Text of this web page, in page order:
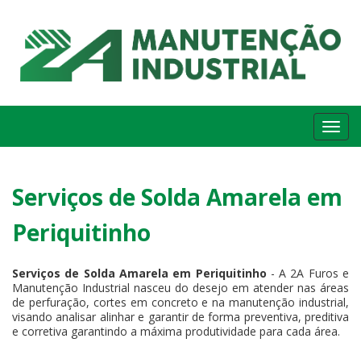
Serviços de Solda Amarela em
Periquitinho
Serviços de Solda Amarela em Periquitinho - A 2A Furos e
Manutenção Industrial nasceu do desejo em atender nas áreas
de perfuração, cortes em concreto e na manutenção industrial,
visando analisar alinhar e garantir de forma preventiva, preditiva
e corretiva garantindo a máxima produtividade para cada área.